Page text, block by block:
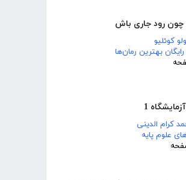
چون رود جاری باش
کوئلیو
رایگان بهترین رمان‌ها
1
کرام الدینی
علوم پایه